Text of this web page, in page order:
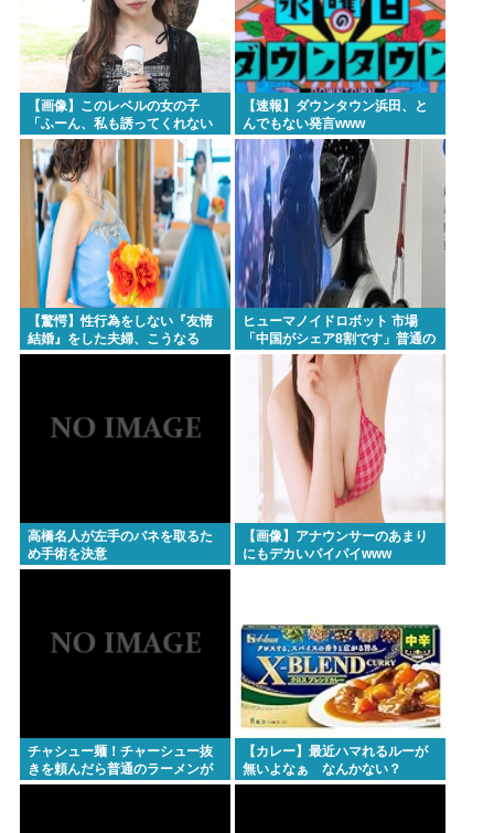
【画像】このレベルの女の子
「ふーん、私も誘ってくれない
んだ⋯」
【速報】ダウンタウン浜田、と
んでもない発言www
【驚愕】性行為をしない『友情
結婚』をした夫婦、こうなる
⇒･･･！！！
ヒューマノイドロボット 市場
「中国がシェア8割です」普通の
日本人怒りのフェイクニュース
認定へ…
高橋名人が左手のバネを取るた
め手術を決意
【画像】アナウンサーのあまり
にもデカいパイパイwww
チャシュー麺！チャーシュー抜
きを頼んだら普通のラーメンが
出てきたんだが、これっておか
【カレー】最近ハマれるルーが
無いよなぁ なんかない？